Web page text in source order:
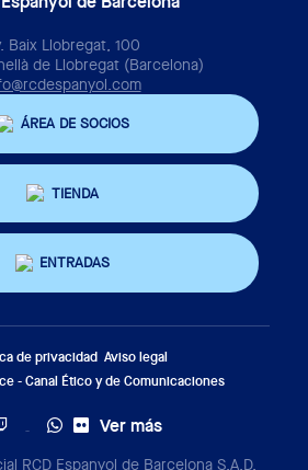
Baix Llobregat, 100
de Llobregat (Barcelona)
ÁREA DE SOCIOS
TIENDA
ENTRADAS
de privacidad Aviso legal
- Canal Ético y de Comunicaciones
Ver más
RCD Espanyol de Barcelona S.A.D.